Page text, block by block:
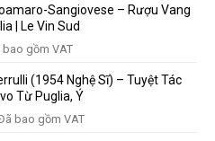
Lưu
VNĐ.
Sangiovese – Rượu Vang
| Le Vin Sud
VNĐ.
gồm VAT
(1954 Nghệ Sĩ) – Tuyệt Tác
Từ Puglia, Ý
bao gồm VAT